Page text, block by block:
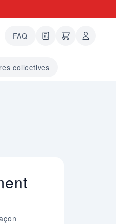
FAQ 0 articles dans le
undefined
collectives